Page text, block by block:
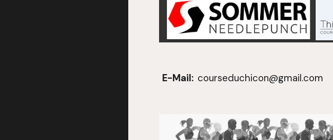
E-Mail: courseduchicon@gmail.com